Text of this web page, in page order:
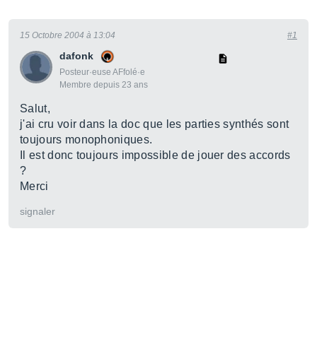
dafonk
Posteur·euse AFfolé·e
Membre depuis 23 ans
15 Octobre 2004 à 13:04 #1
Salut,
j'ai cru voir dans la doc que les parties synthés sont
toujours monophoniques.
Il est donc toujours impossible de jouer des accords
?
Merci
signaler